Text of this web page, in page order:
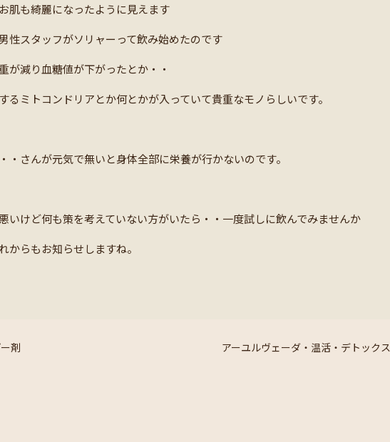
肌も綺麗になったように見えます
性スタッフがソリャーって飲み始めたのです
が減り血糖値が下がったとか・・
るミトコンドリアとか何とかが入っていて貴重なモノらしいです。
・さんが元気で無いと身体全部に栄養が行かないのです。
いけど何も策を考えていない方がいたら・・一度試しに飲んでみませんか
からもお知らせしますね。
剤 アーユルヴェーダ・温活・デトックス